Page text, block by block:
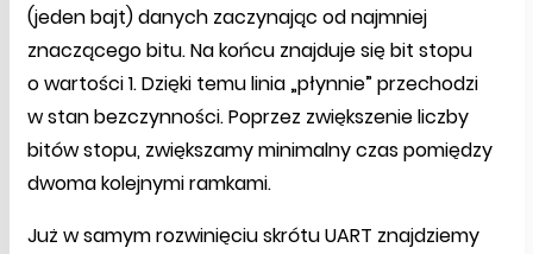
(jeden bajt) danych zaczynając od najmniej
znaczącego bitu. Na końcu znajduje się bit stopu
o wartości 1. Dzięki temu linia „płynnie” przechodzi
w stan bezczynności. Poprzez zwiększenie liczby
bitów stopu, zwiększamy minimalny czas pomiędzy
dwoma kolejnymi ramkami.
Już w samym rozwinięciu skrótu UART znajdziemy